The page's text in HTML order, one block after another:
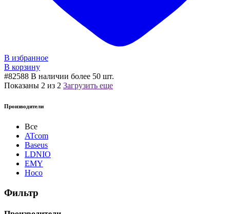
В избранное
В корзину
#82588 В наличии более 50 шт.
Показаны 2 из 2 Загрузить еще
Производители
Все
ATcom
Baseus
LDNIO
EMY
Hoco
Фильтр